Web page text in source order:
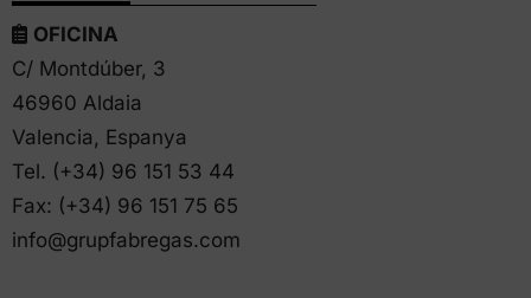
OFICINA
C/ Montdúber, 3
46960 Aldaia
Valencia, Espanya
Tel. (+34) 96 151 53 44
Fax: (+34) 96 151 75 65
info@grupfabregas.com